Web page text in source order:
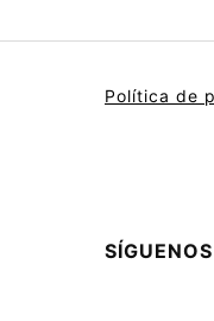
Política de